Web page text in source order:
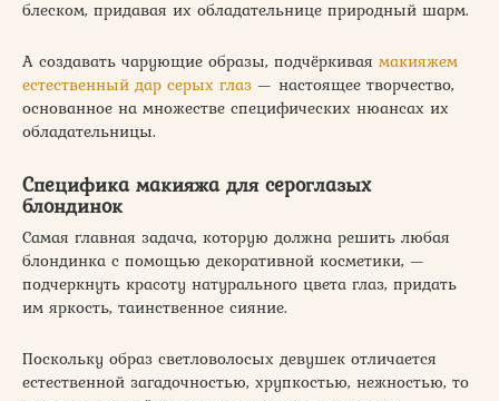
блеском, придавая их обладательнице природный шарм.
А создавать чарующие образы, подчёркивая макияжем
естественный дар серых глаз — настоящее творчество,
основанное на множестве специфических нюансах их
обладательницы.
Специфика макияжа для сероглазых
блондинок
Самая главная задача, которую должна решить любая
блондинка с помощью декоративной косметики, —
подчеркнуть красоту натурального цвета глаз, придать
им яркость, таинственное сияние.
Поскольку образ светловолосых девушек отличается
естественной загадочностью, хрупкостью, нежностью, то